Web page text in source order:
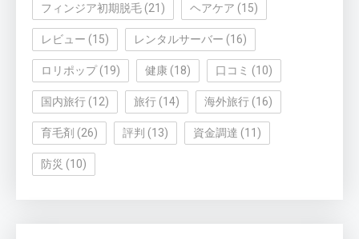
フィンジア初期脱毛 (21) ヘアケア (15)
レビュー (15) レンタルサーバー (16)
ロリポップ(19) 健康 (18) 口コミ (10)
国内旅行 (12) 旅行 (14) 海外旅行 (16)
育毛剤 (26) 評判 (13) 資金調達 (11)
防災 (10)